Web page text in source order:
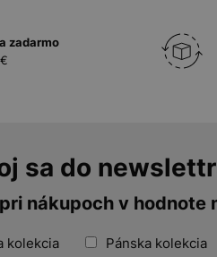
zadarmo
sa do
nákupoch v hodnote
kolekcia Pánska kolekcia